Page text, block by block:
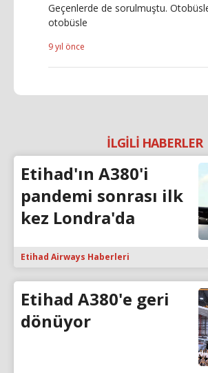
Geçenlerde de sorulmuştu.
otobüsle
9 yıl önce
İLGİLİ HABERLER
Etihad'ın A380'i
pandemi sonrası ilk
kez Londra'da
Etihad Airways Haberleri
Etihad A380'e geri
dönüyor